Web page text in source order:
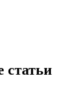
статьи